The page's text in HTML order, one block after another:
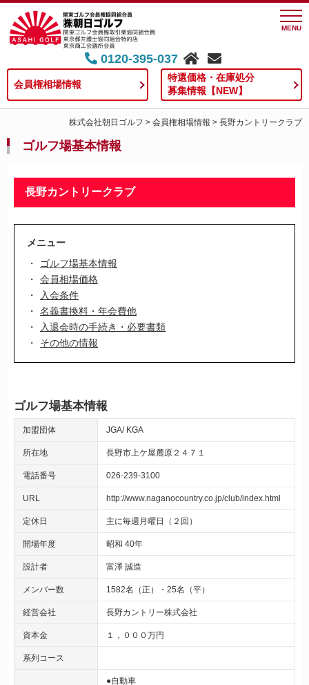
MENU
0120-395-037
会員権相場情報
特選価格・在庫処分
募集情報【NEW】
株式会社朝日ゴルフ > 会員権相場情報 > 長野カントリークラブ
ゴルフ場基本情報
長野カントリークラブ
メニュー
ゴルフ場基本情報
会員相場価格
入会条件
名義書換料・年会費他
入退会時の手続き・必要書類
その他の情報
ゴルフ場基本情報
加盟団体 JGA KGA
所在地 長野市上ケ屋麓原２４７１
電話番号 026-239-3100
URL http://www.naganocountry.co.jp/club/index.html
定休日 主に毎週月曜日（２回）
開場年度 昭和 40年
設計者 富澤 誠造
メンバー数 1582名（正）・25名（平）
経営会社 長野カントリー株式会社
資本金 １，０００万円
系列コース
●自動車